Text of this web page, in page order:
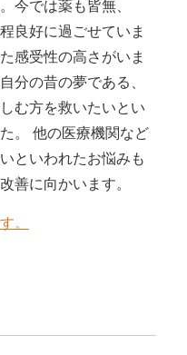
今では薬も皆無、
良好に過ごせていま
感受性の高さがいま
分の昔の夢である、
む方を救いたいとい
。 他の医療機関など
といわれたお悩みも
善に向かいます。
。